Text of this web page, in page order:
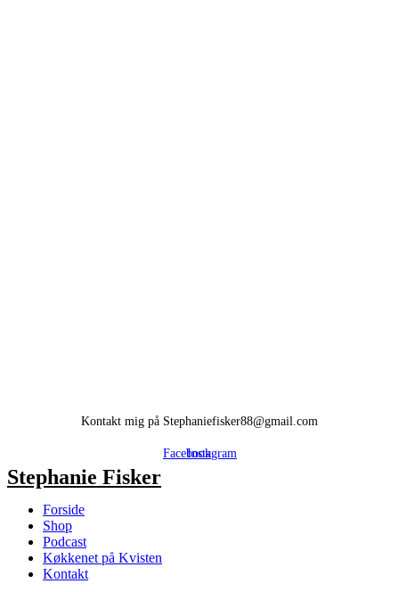
Kontakt mig på Stephaniefisker88@gmail.com
FacebookInstagram
Stephanie Fisker
Forside
Shop
Podcast
Køkkenet på Kvisten
Kontakt